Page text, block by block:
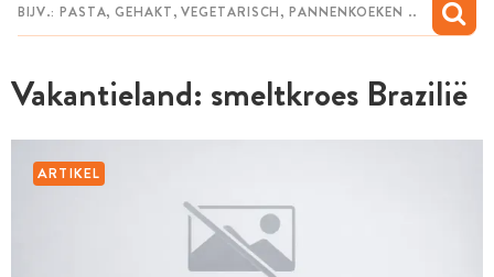
Vakantieland: smeltkroes Brazilië
ARTIKEL
MIJN BEWAARDE RECEPTEN